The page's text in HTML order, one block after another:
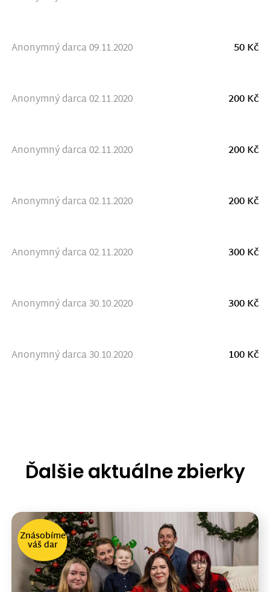
Anonymný darca 09.11.2020 50 Kč
Anonymný darca 02.11.2020 200 Kč
Anonymný darca 02.11.2020 200 Kč
Anonymný darca 02.11.2020 200 Kč
Anonymný darca 02.11.2020 300 Kč
Anonymný darca 30.10.2020 300 Kč
Anonymný darca 30.10.2020 100 Kč
Ďalšie aktuálne zbierky
Znásobíme
váš dar